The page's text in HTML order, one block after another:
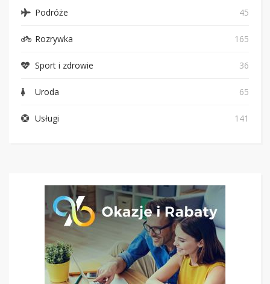
Podróże 45
Rozrywka 165
Sport i zdrowie 36
Uroda 65
Usługi 141